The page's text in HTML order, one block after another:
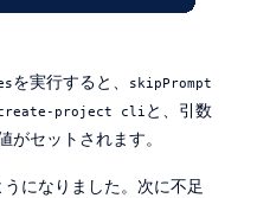
を実行すると、 skipPrompt
project cli と、引数
がセットされます。
になりました。次に不足